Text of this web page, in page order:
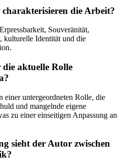
charakterisieren die Arbeit?
Souveränität,
kulturelle Identität und die
aktuelle Rolle
einer untergeordneten Rolle, die
und mangelnde eigene
zu einer einseitigen Anpassung an
sieht der Autor zwischen